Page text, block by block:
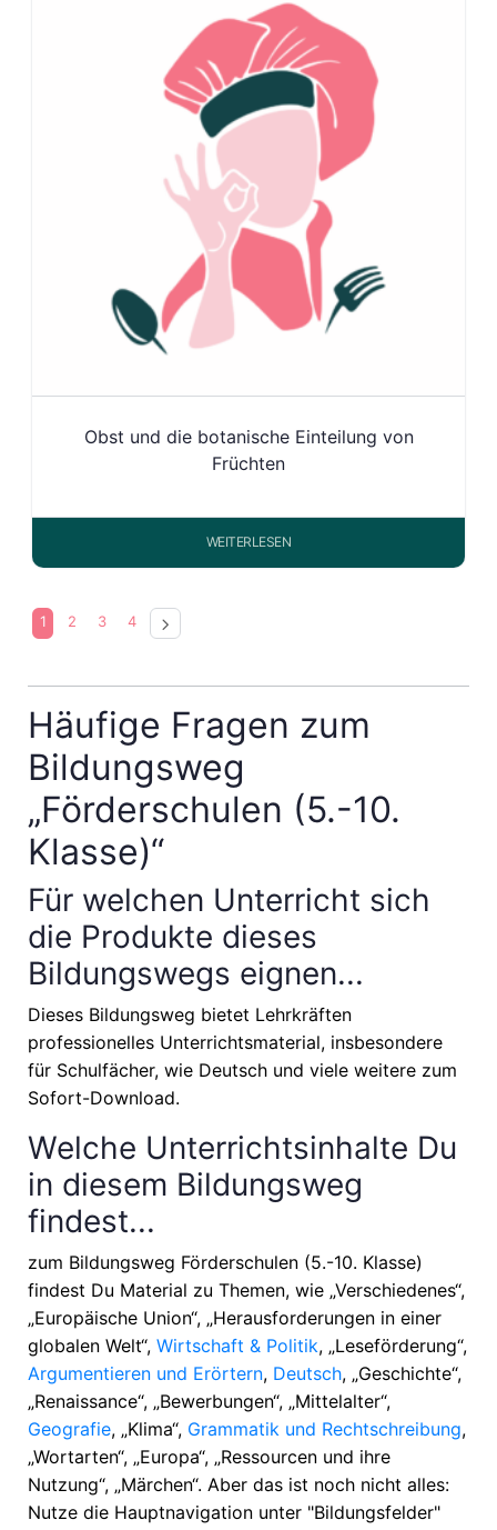
Obst und die botanische Einteilung von
Früchten
WEITERLESEN
1 2 3 4
Häufige Fragen zum
Bildungsweg
„Förderschulen (5.-10.
Klasse)“
Für welchen Unterricht sich
die Produkte dieses
Bildungswegs eignen...
Dieses Bildungsweg bietet Lehrkräften
professionelles Unterrichtsmaterial, insbesondere
für Schulfächer, wie Deutsch und viele weitere zum
Sofort-Download.
Welche Unterrichtsinhalte Du
in diesem Bildungsweg
findest...
zum Bildungsweg Förderschulen (5.-10. Klasse)
findest Du Material zu Themen, wie „Verschiedenes“,
„Europäische Union“, „Herausforderungen in einer
globalen Welt“, Wirtschaft & Politik, „Leseförderung“,
Argumentieren und Erörtern, Deutsch, „Geschichte“,
„Renaissance“, „Bewerbungen“, „Mittelalter“,
Geografie, „Klima“, Grammatik und Rechtschreibung,
„Wortarten“, „Europa“, „Ressourcen und ihre
Nutzung“, „Märchen“. Aber das ist noch nicht alles:
Nutze die Hauptnavigation unter "Bildungsfelder"